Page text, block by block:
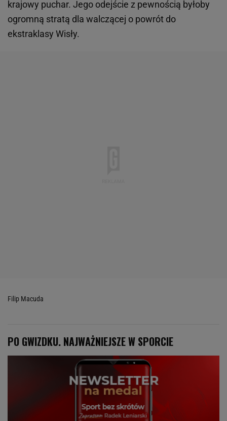
krajowy puchar. Jego odejście z pewnością byłoby
ogromną stratą dla walczącej o powrót do
ekstraklasy Wisły.
Filip Macuda